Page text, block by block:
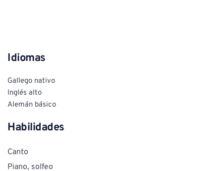
Idiomas
Gallego nativo
Inglés alto
Alemán básico
Habilidades
Canto
Piano, solfeo